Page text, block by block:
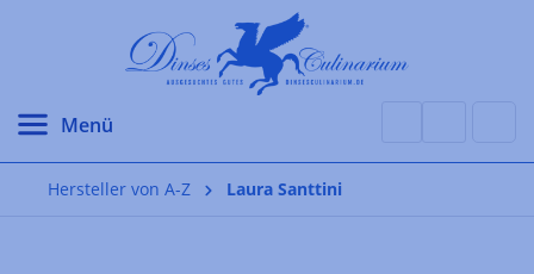
Hersteller von A-Z Laura Santtini